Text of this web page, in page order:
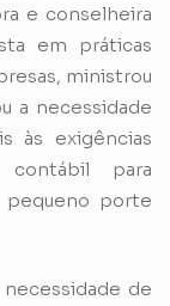
e conselheira
em práticas
ministrou
a necessidade
às exigências
contábil para
pequeno porte
de